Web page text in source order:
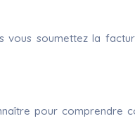
vous soumettez la
pour comprendre